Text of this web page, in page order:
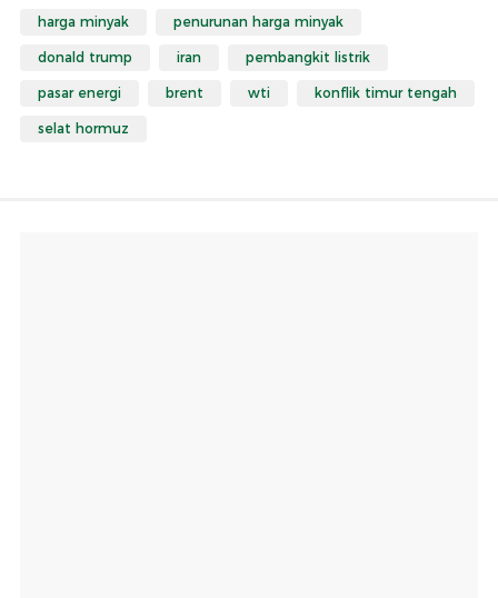
harga minyak penurunan harga minyak
donald trump iran pembangkit listrik
pasar energi brent wti konflik timur tengah
selat hormuz